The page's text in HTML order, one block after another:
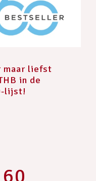
maar liefst
in de
lijst!